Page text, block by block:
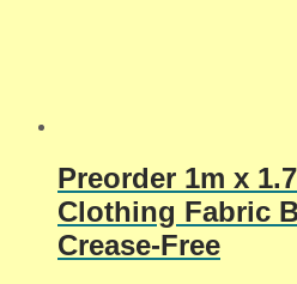
Preorder 1m x
Clothing Fabric
Crease-Free